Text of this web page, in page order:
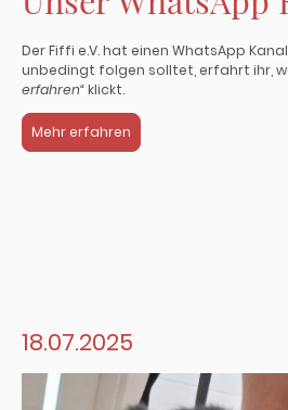
Der Fiffi e.V. hat einen WhatsApp
unbedingt folgen solltet, erfahrt ihr,
erfahren“klickt.
Mehr erfahren
18.07.2025